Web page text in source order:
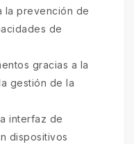
la prevención de
de
gracias a la
gestión de la
interfaz de
dispositivos